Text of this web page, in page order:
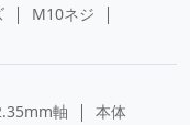
M10ネジ
軸 本体